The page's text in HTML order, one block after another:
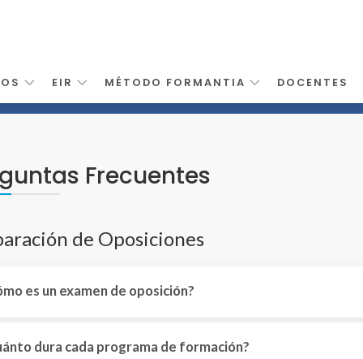
Frecuentes
de Oposiciones
es un examen de oposición?
dura cada programa de formación?
EIR MÉTODO FORMANTIA DOCENTES